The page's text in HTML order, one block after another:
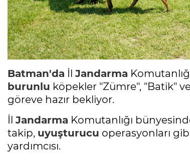
Batman'da İl Jandarma
burunlu köpekler "Zümre", "Batik"
göreve hazır bekliyor.
İl Jandarma Komutanlığı
takip, uyuşturucu operasyonları
yardımcısı.